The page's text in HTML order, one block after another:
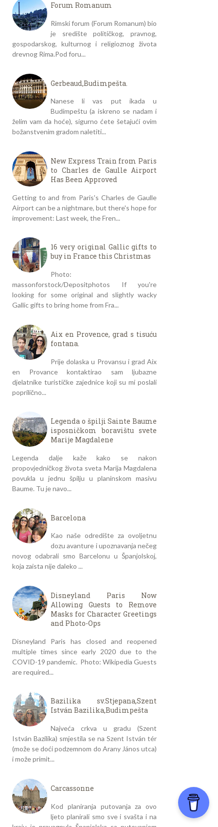
Forum Romanum
Rimski forum (Forum Romanum) bio
je središte političkog, pravnog,
gospodarskog, kulturnog i religioznog života
drevnog Rima.Pod foru...
Gerbeaud,Budimpešta.
Nanese li vas put ikada u
Budimpeštu (a iskreno se nadam i
želim vam da hoće), sigurno ćete šetajući ovim
božanstvenim gradom naletiti...
New Express Train from Paris
to Charles de Gaulle Airport
Has Been Approved
Getting to and from Paris's Charles de Gaulle
Airport can be a nightmare, but there's hope for
improvement: Last week, the Fren...
16 very original Gallic gifts to
buy in France this Christmas
Photo:
massonforstock/Depositphotos If you're
looking for some original and slightly wacky
Gallic gifts to bring home from Fra...
Aix en Provence, grad s tisuću
fontana.
Prije dolaska u Provansu i grad Aix
en Provance kontaktirao sam ljubazne
djelatnike turističke zajednice koji su mi poslali
poprilično...
Legenda o špilji Sainte Baume
isposničkom boravištu svete
Marije Magdalene
Legenda dalje kaže kako se nakon
propovjedničkog života sveta Marija Magdalena
povukla u jednu špilju u planinskom masivu
Baume. Tu je navo...
Barcelona
Kao naše odredište za ovoljetnu
dozu avanture i upoznavanja nečeg
novog odabrali smo Barcelonu u Španjolskoj,
koja zaista nije daleko ...
Disneyland Paris Now
Allowing Guests to Remove
Masks for Character Greetings
and Photo-Ops
Disneyland Paris has closed and reopened
multiple times since early 2020 due to the
COVID-19 pandemic. Photo: Wikipedia Guests
are required...
Bazilika sv.Stjepana,Szent
István Bazilika,Budimpešta
Najveća crkva u gradu (Szent
István Bazilika) smjestila se na Szent István tér
(može se doći podzemnom do Arany János utca)
i može primit...
Carcassonne
Kod planiranja putovanja za ovo
ljeto planirali smo sve i svašta i na